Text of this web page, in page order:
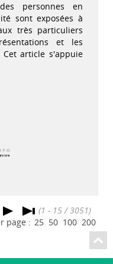
personnes en
sont exposées à
très particuliers
et les
article s'appuie
(1 - 15 / 3051)
page : 25 50 100 200